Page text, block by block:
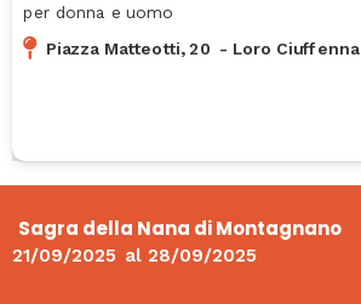
per donna e uomo
Piazza Matteotti, 20 - Loro Ciuffenna
Sagra della Nana di Montagnano
21/09/2025 al 28/09/2025